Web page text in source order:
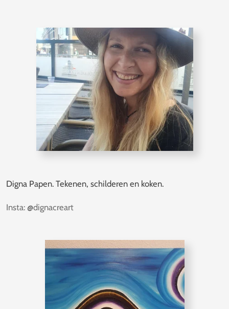
Digna Papen. Tekenen, schilderen en koken.
Insta: @dignacreart